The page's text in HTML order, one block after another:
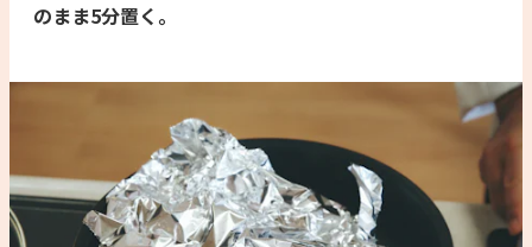
のまま5分置く。